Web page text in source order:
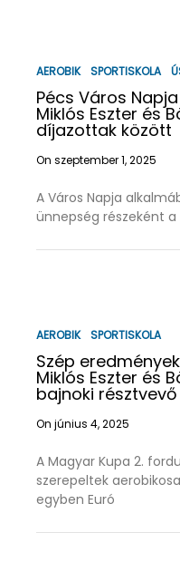
AEROBIK SPORTISKOLA
Pécs Város
Miklós Eszter és
díjazottak között
On szeptember 1, 2025
A Város Napja
ünnepség részeként
AEROBIK SPORTISKOLA
Szép
Miklós Eszter és
bajnoki résztvevő
On június 4, 2025
A Magyar Kupa 2.
szerepeltek
egyben Euró